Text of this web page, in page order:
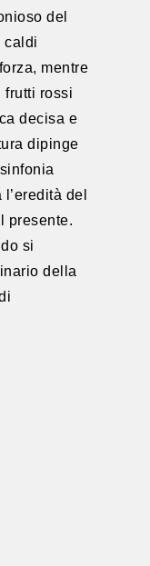
del
caldi
mentre
frutti rossi
decisa e
dipinge
del
presente.
si
della